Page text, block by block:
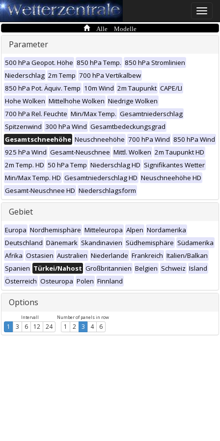
Toggle
Alle Modelle
Parameter
500 hPa Geopot. Höhe 850 hPa Temp. 850 hPa Stromlinien
Niederschlag 2m Temp 700 hPa Vertikalbew
850 hPa Pot. Äquiv. Temp 10m Wind 2m Taupunkt CAPE/LI
Hohe Wolken Mittelhohe Wolken Niedrige Wolken
700 hPa Rel. Feuchte Min/Max Temp. Gesamtniederschlag
Spitzenwind 300 hPa Wind Gesamtbedeckungsgrad
Gesamtschneehöhe Neuschneehöhe 700 hPa Wind 850 hPa Wind
925 hPa Wind Gesamt-Neuschnee Mittl. Wolken 2m Taupunkt HD
2m Temp. HD 50 hPa Temp Niederschlag HD Signifikantes Wetter
Min/Max Temp. HD Gesamtniederschlag HD Neuschneehöhe HD
Gesamt-Neuschnee HD Niederschlagsform
Gebiet
Europa Nordhemisphäre Mitteleuropa Alpen Nordamerika
Deutschland Dänemark Skandinavien Südhemisphäre Südamerika
Afrika Ostasien Australien Niederlande Frankreich Italien/Balkan
Spanien Türkei/Nahost Großbritannien Belgien Schweiz Island
Österreich Osteuropa Polen Finnland
Options
Intervall
1 3 6 12 24
Number of panels in row
1 2 3 4 6